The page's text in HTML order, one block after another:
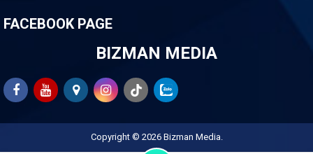
FACEBOOK PAGE
BIZMAN MEDIA
Copyright © 2026 Bizman Media.